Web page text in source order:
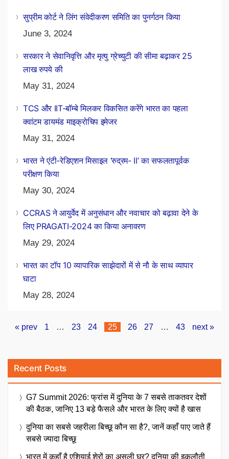
सुप्रीम कोर्ट ने लिंग संवेदीकरण समिति का पुनर्गठन किया
June 3, 2024
सरकार ने सेवानिवृत्ति और मृत्यु ग्रेच्युटी की सीमा बढ़ाकर 25
लाख रुपये की
May 31, 2024
TCS और IIT-बॉम्बे मिलकर विकसित करेंगे भारत का पहला
क्वांटम डायमंड माइक्रोचिप इमेजर
May 31, 2024
भारत ने एंटी-रेडिएशन मिसाइल ‘रुद्रम- II’ का सफलतापूर्वक
परीक्षण किया
May 30, 2024
CCRAS ने आयुर्वेद में अनुसंधान और नवाचार को बढ़ावा देने के
लिए PRAGATI-2024 का किया अनावरण
May 29, 2024
भारत का टॉप 10 व्यापारिक साझेदारों में से नौ के साथ व्यापार
घाटा
May 28, 2024
« prev 1 … 23 24 25 26 27 … 43 next »
Recent Posts
G7 Summit 2026: फ्रांस में दुनिया के 7 सबसे ताकतवर देशों
की बैठक, जानिए 13 बड़े फैसले और भारत के लिए क्यों है खास
दुनिया का सबसे जहरीला बिच्छू कौन सा है?, जानें कहाँ पाए जाते हैं
सबसे ज्यादा बिच्छू
भारत में कहाँ है एशियाई शेरों का असली घर? दुनिया की इकलौती